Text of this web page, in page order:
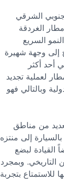
الشرقي
الغردقة
النمو السريع
إلى وجهة شهيرة
أحد أكثر
الركاب على مدار العام. في عام 2007، خضع المطار لعملية تجديد
وبالتالي فهو
من مناطق
إلى منتزه
القيادة لبضع
وبمجرد
بتجربة